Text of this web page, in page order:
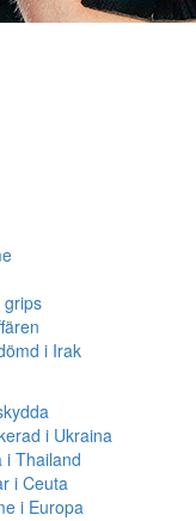
grips
i Irak
i Ukraina
i Thailand
i Ceuta
i Europa